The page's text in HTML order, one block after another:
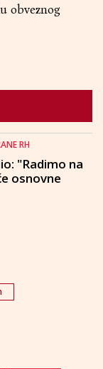
obveznog
RH
"Radimo na
osnovne